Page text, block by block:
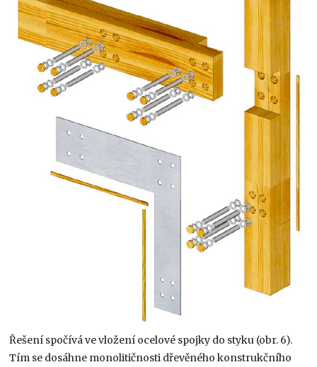
Řešení spočívá ve vložení ocelové spojky do styku (obr. 6).
Tím se dosáhne monolitičnosti dřevěného konstrukčního